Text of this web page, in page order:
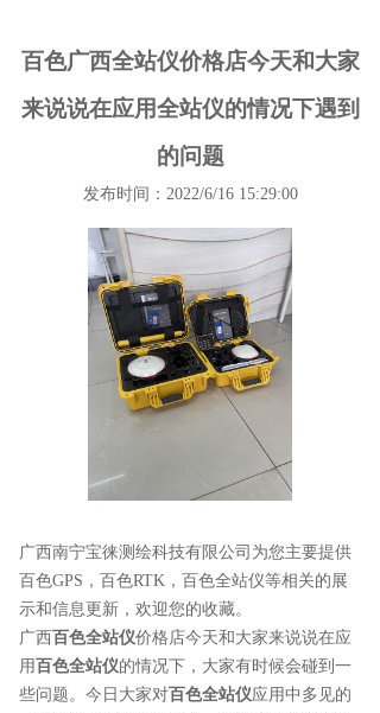
百色广西全站仪价格店今天和大家
来说说在应用全站仪的情况下遇到
的问题
发布时间：2022/6/16 15:29:00
广西南宁宝徕测绘科技有限公司为您主要提供
百色GPS ，百色RTK，百色全站仪等相关的展
示和信息更新，欢迎您的收藏。
广西 百色全站仪价格店今天和大家来说说在应
用 百色全站仪的情况下，大家有时候会碰到一
些问题。今日大家对百色全站仪应用中多见的